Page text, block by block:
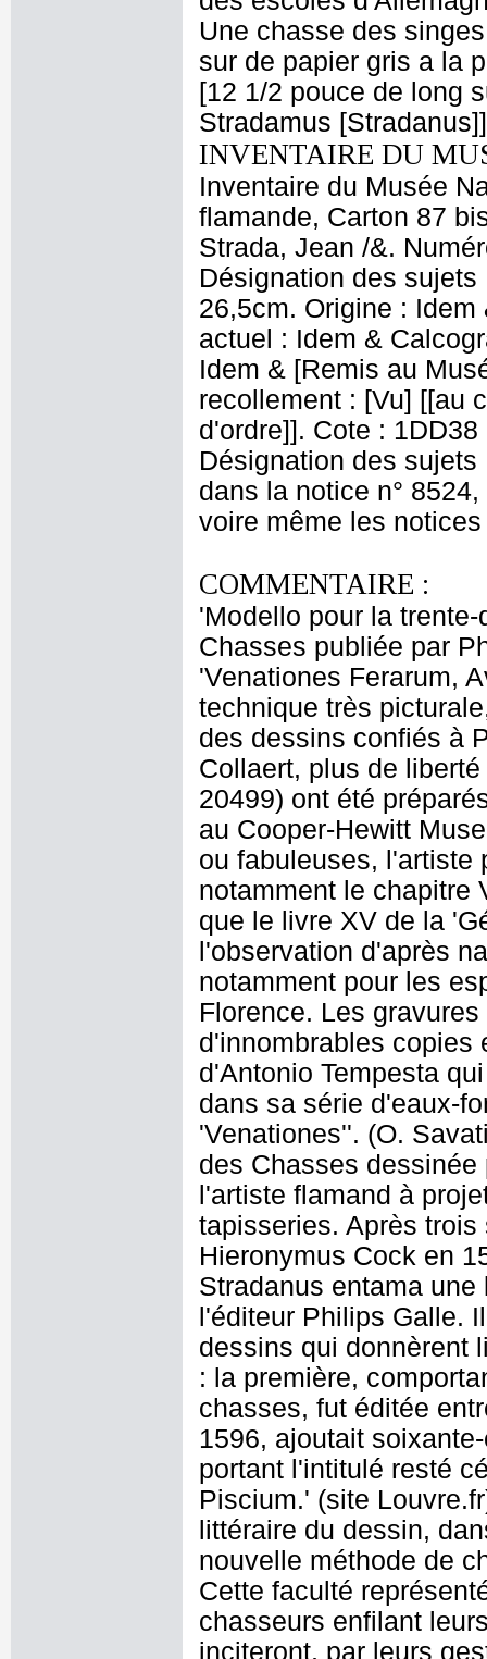
Une chasse des
sur de papier gris a la
[12 1/2 pouce de long
Stradamus [Stradanus]]
INVENTAIRE DU
Inventaire du Musée
flamande, Carton 87
Strada, Jean /&.
Désignation des
26,5cm. Origine :
actuel : Idem &
Idem & [Remis au
recollement : [Vu] [[au
d'ordre]]. Cote :
Désignation des
dans la notice n°
voire même les
COMMENTAIRE :
'Modello pour la
Chasses publiée par
'Venationes Ferarum,
technique très
des dessins confiés à
Collaert, plus de
20499) ont été
au Cooper-Hewitt
ou fabuleuses, l'artiste
notamment le chapitre
que le livre XV de la
l'observation d'après
notamment pour les
Florence. Les
d'innombrables copies
d'Antonio Tempesta
dans sa série d'eaux-
'Venationes''. (O.
des Chasses
l'artiste flamand à
tapisseries. Après
Hieronymus Cock en
Stradanus entama
l'éditeur Philips Galle.
dessins qui donnèrent
: la première,
chasses, fut éditée
1596, ajoutait
portant l'intitulé resté
Piscium.' (site
littéraire du dessin,
nouvelle méthode de
Cette faculté
chasseurs enfilant
inciteront, par leurs